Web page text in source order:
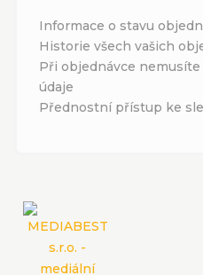
Informace o stavu
Historie všech vašich
Při objednávce
údaje
Přednostní přístup ke